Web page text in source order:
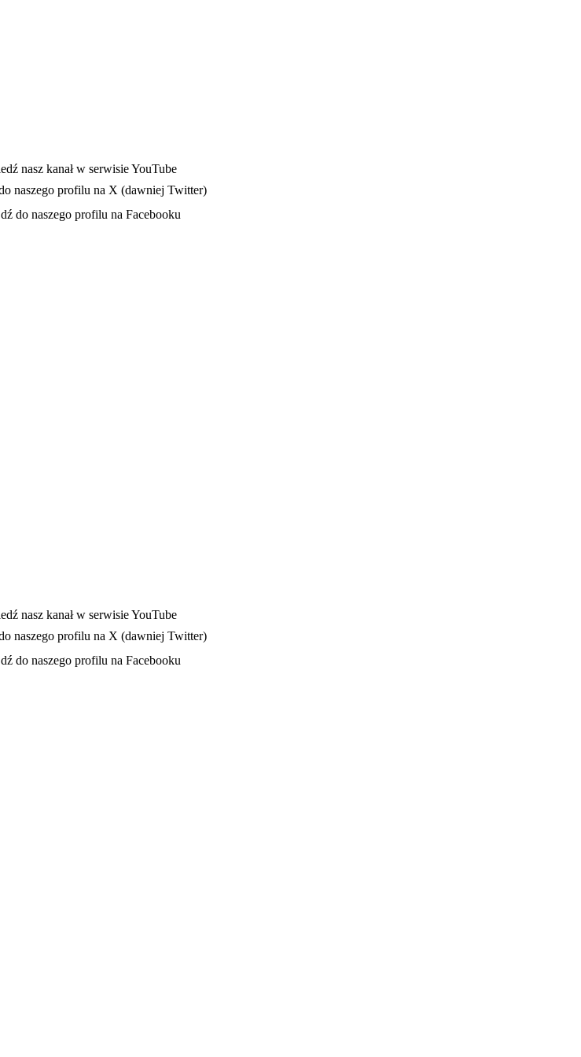
się w nowej karcie
nasz kanał w serwisie YouTube
karcie
naszego profilu na X (dawniej Twitter)
otwiera się w nowej karcie
do naszego profilu na Facebooku
się w nowej karcie
nasz kanał w serwisie YouTube
karcie
naszego profilu na X (dawniej Twitter)
otwiera się w nowej karcie
do naszego profilu na Facebooku